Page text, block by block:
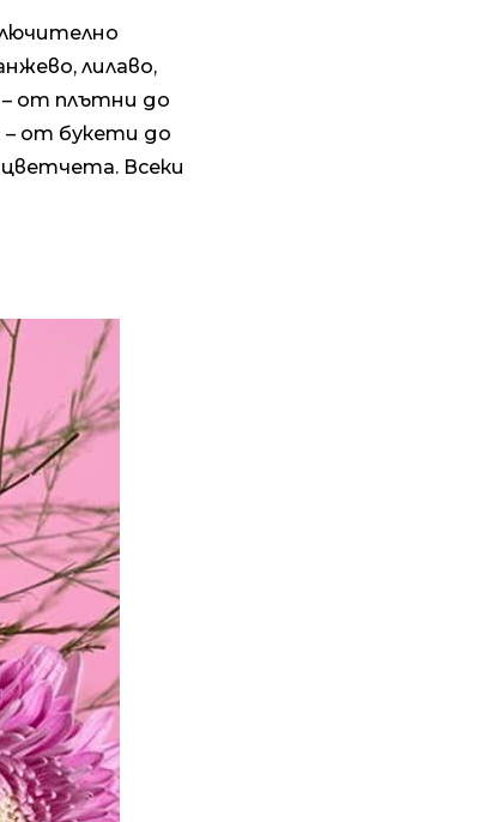
лилаво,
от плътни до
– от букети до
Всеки